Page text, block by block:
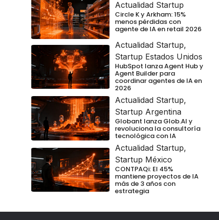
Actualidad Startup
Circle K y Arkham: 15%
menos pérdidas con
agente de IA en retail 2026
Actualidad Startup,
Startup Estados Unidos
HubSpot lanza Agent Hub y
Agent Builder para
coordinar agentes de IA en
2026
Actualidad Startup,
Startup Argentina
Globant lanza Glob.AI y
revoluciona la consultoría
tecnológica con IA
Actualidad Startup,
Startup México
CONTPAQi: El 45%
mantiene proyectos de IA
más de 3 años con
estrategia